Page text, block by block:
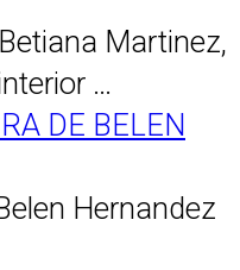
Martinez,
…
DE BELEN
Hernandez